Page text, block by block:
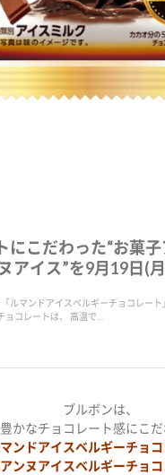
にこだわった“お菓
アイス”を9月19日(
ルマンドアイスベルギーチョコレー
コレートは、 高温で…
ブルボンは、
豊かなチョコレート感にこ
マンドアイスベルギーチョコ
アンヌアイスベルギーチョコ